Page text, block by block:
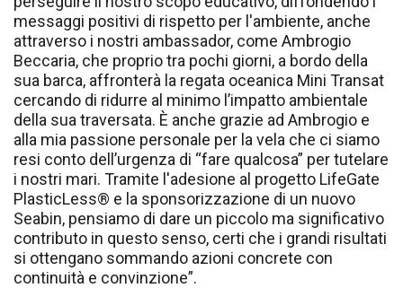
messaggi positivi di rispetto per l'ambiente, anche
attraverso i nostri ambassador, come Ambrogio
Beccaria, che proprio tra pochi giorni, a bordo della
sua barca, affronterà la regata oceanica Mini Transat
cercando di ridurre al minimo l’impatto ambientale
della sua traversata. È anche grazie ad Ambrogio e
alla mia passione personale per la vela che ci siamo
resi conto dell’urgenza di “fare qualcosa” per tutelare
i nostri mari. Tramite l'adesione al progetto LifeGate
PlasticLess® e la sponsorizzazione di un nuovo
Seabin, pensiamo di dare un piccolo ma significativo
contributo in questo senso, certi che i grandi risultati
si ottengano sommando azioni concrete con
continuità e convinzione”.